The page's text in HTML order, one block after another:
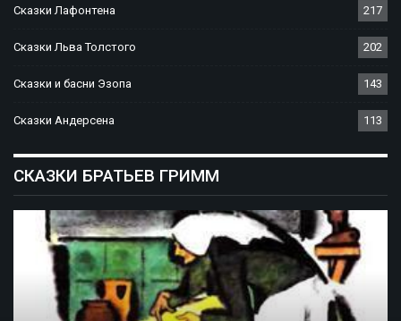
Сказки Лафонтена 217
Сказки Льва Толстого 202
Сказки и басни Эзопа 143
Сказки Андерсена 113
СКАЗКИ БРАТЬЕВ ГРИММ